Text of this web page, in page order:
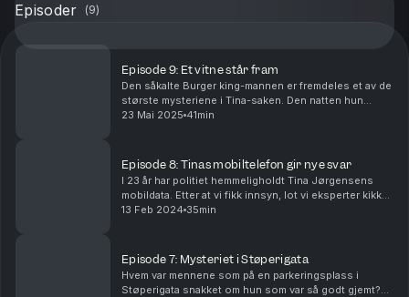
Episoder (9)
Episode 9: Et vitne står fram
Den såkalte Burger king-mannen er fremdeles et av de
største mysteriene i Tina-saken. Den natten hun
forsvant, så John Morten Mo Johnsen henne på
23 Mai 2025 41min
Episode 8: Tinas mobiltelefon gir nye svar
I 23 år har politiet hemmeligholdt Tina Jørgensens
mobildata. Etter at vi fikk innsyn, lot vi eksperter kikke
på aktiviteten på Tinas mobiltelefon etter at hun
13 Feb 2024 35min
Episode 7: Mysteriet i Støperigata
Hvem var mennene som på en parkeringsplass i
Støperigata snakket om hun som var så godt gjemt?